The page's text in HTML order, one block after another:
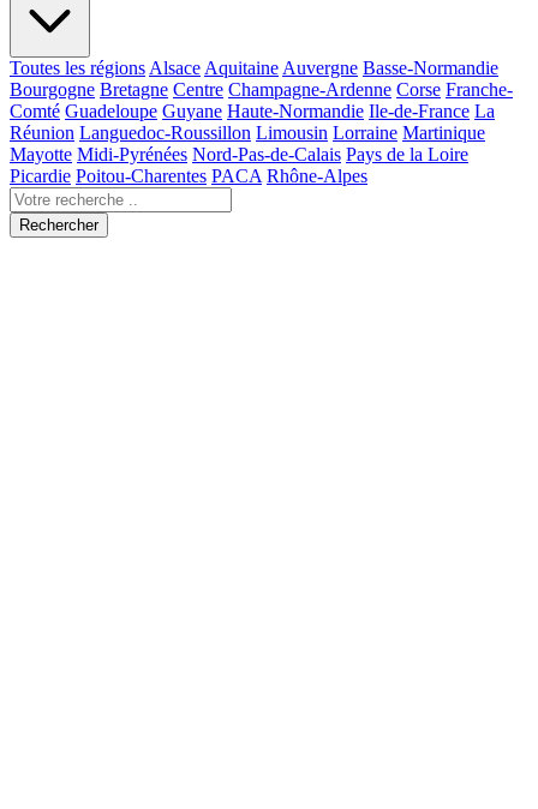
Toutes les régions Alsace Aquitaine Auvergne Basse-Normandie
Bourgogne Bretagne Centre Champagne-Ardenne Corse Franche-
Comté Guadeloupe Guyane Haute-Normandie Ile-de-France La
Réunion Languedoc-Roussillon Limousin Lorraine Martinique
Mayotte Midi-Pyrénées Nord-Pas-de-Calais Pays de la Loire
Picardie Poitou-Charentes PACA Rhône-Alpes
Rechercher